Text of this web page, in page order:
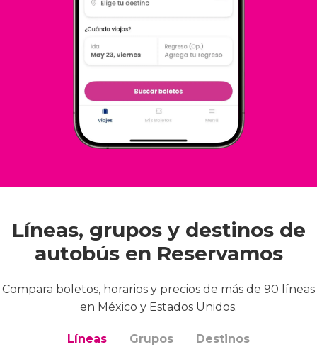
Líneas, grupos y destinos de
autobús en Reservamos
Compara boletos, horarios y precios de más de 90 líneas
en México y Estados Unidos.
Líneas Grupos Destinos